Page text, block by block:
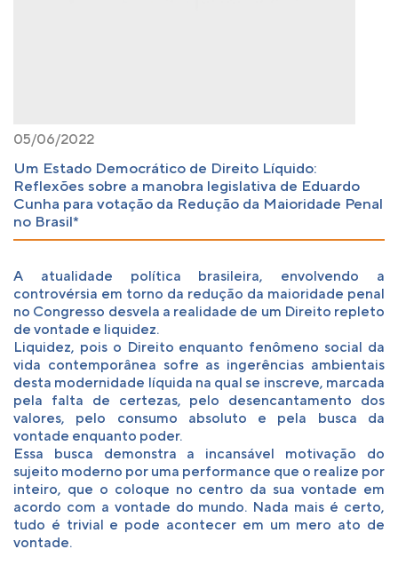
05/06/2022
Um Estado Democrático de Direito Líquido:
Reflexões sobre a manobra legislativa de Eduardo
Cunha para votação da Redução da Maioridade Penal
no Brasil*
A atualidade política brasileira, envolvendo a
controvérsia em torno da redução da maioridade penal
no Congresso desvela a realidade de um Direito repleto
de vontade e liquidez.
Liquidez, pois o Direito enquanto fenômeno social da
vida contemporânea sofre as ingerências ambientais
desta modernidade líquida na qual se inscreve, marcada
pela falta de certezas, pelo desencantamento dos
valores, pelo consumo absoluto e pela busca da
vontade enquanto poder.
Essa busca demonstra a incansável motivação do
sujeito moderno por uma performance que o realize por
inteiro, que o coloque no centro da sua vontade em
acordo com a vontade do mundo. Nada mais é certo,
tudo é trivial e pode acontecer em um mero ato de
vontade.